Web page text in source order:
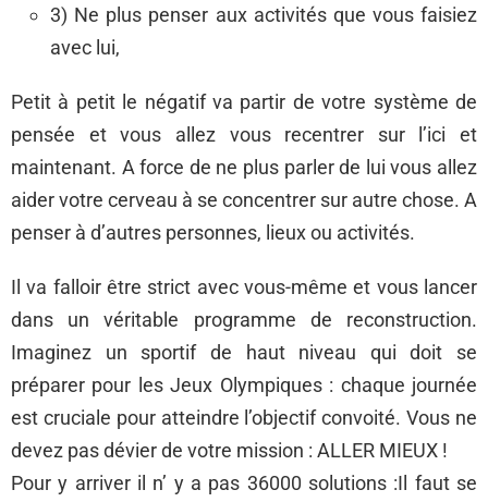
3) Ne plus penser aux activités que vous faisiez
avec lui,
Petit à petit le négatif va partir de votre système de
pensée et vous allez vous recentrer sur l’ici et
maintenant. A force de ne plus parler de lui vous allez
aider votre cerveau à se concentrer sur autre chose. A
penser à d’autres personnes, lieux ou activités.
Il va falloir être strict avec vous-même et vous lancer
dans un véritable programme de reconstruction.
Imaginez un sportif de haut niveau qui doit se
préparer pour les Jeux Olympiques : chaque journée
est cruciale pour atteindre l’objectif convoité. Vous ne
devez pas dévier de votre mission : ALLER MIEUX !
Pour y arriver il n’ y a pas 36000 solutions :Il faut se